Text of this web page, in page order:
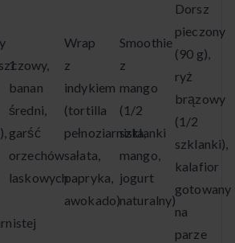
1
banan
średni,
garść
orzechów
laskowych
Wrap
z
indykiem
(tortilla
pełnoziarnista,
sałata,
papryka,
awokado)
Smoothie
z
mango
(1/2
szklanki
mango,
jogurt
naturalny)
Dorsz
pieczony
(90 g),
ryż
brązowy
(1/2
szklanki),
kalafior
gotowany
na
parze